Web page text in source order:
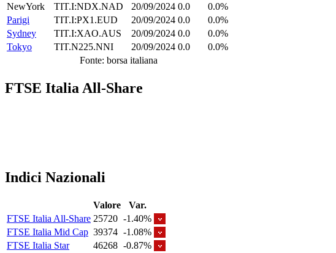
NewYork
TIT.I:NDX.NAD 20/09/2024 0.0
0.0%
Parigi
TIT.I:PX1.EUD 20/09/2024 0.0
0.0%
Sydney
TIT.I:XAO.AUS 20/09/2024 0.0
0.0%
Tokyo
TIT.N225.NNI 20/09/2024 0.0
0.0%
Fonte: borsa italiana
FTSE Italia All-Share
Indici Nazionali
Valore
Var.
FTSE Italia All-Share 25720 -1.40%
FTSE Italia Mid Cap 39374 -1.08%
FTSE Italia Star
46268 -0.87%